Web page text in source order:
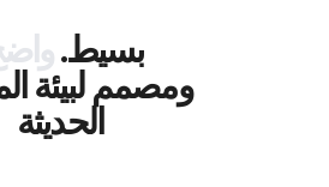
بسيط.
ومصمم لبيئة
الحديثة